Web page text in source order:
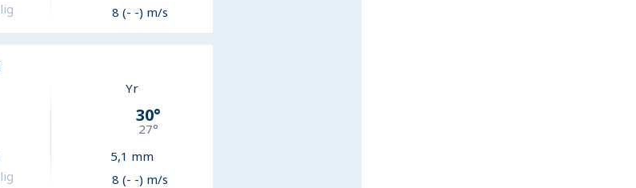
8 (- -) m/s
Yr
30°
27°
5,1 mm
8 (- -) m/s